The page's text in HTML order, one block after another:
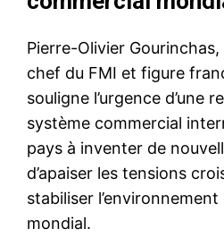
Pierre-Olivier
chef du FMI et figure
souligne l’urgence d’une
système commercial
pays à inventer de
d’apaiser les tensions
stabiliser
mondial.